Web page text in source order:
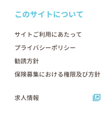
このサイトについて
サイトご利用にあたって
プライバシーポリシー
勧誘方針
保険募集における権限及び方針
求人情報